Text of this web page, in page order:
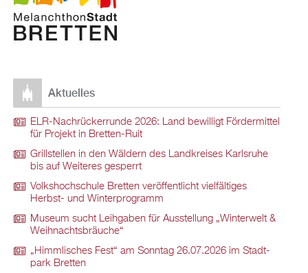
Ak­tu­el­les
ELR-Nach­rü­ck­er­run­de 2026: Land be­wil­ligt För­der­mit­tel
für Pro­jekt in Brett­en-Ruit
Grill­stel­len in den Wäl­dern des Land­krei­ses Karls­ru­he
bis auf Wei­te­res ge­sperrt
Volks­hoch­schu­le Brett­en ver­öf­fent­licht viel­fäl­ti­ges
Herbst- und Win­ter­pro­gramm
Mu­se­um sucht Leih­ga­ben für Aus­stel­lung „Win­ter­welt &
Weih­nachts­bräu­che“
„Himm­li­sches Fest“ am Sonn­tag 26.07.2026 im Stadt­
park Brett­en